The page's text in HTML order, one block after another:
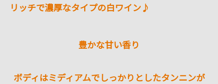
リッチで濃厚なタイプの白ワイン♪
豊かな甘い香り
ボディはミディアムでしっかりとしたタンニンが